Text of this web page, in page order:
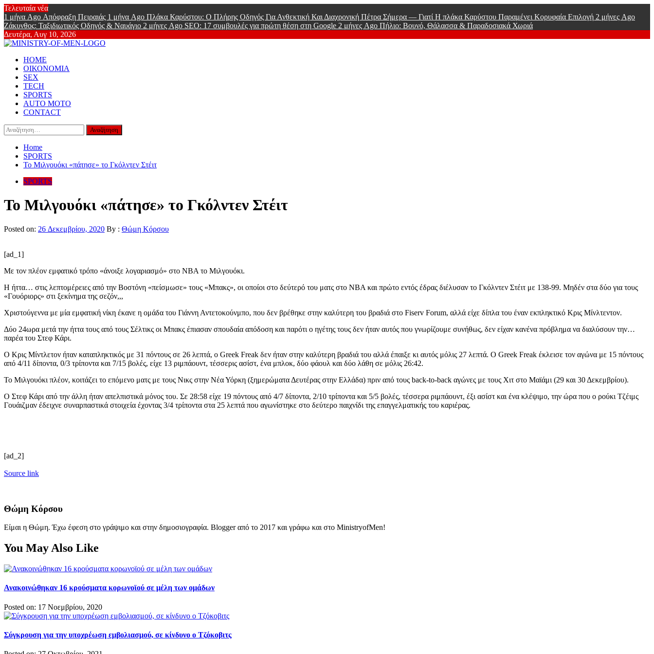
Skip
to
content
Τελευταία νέα
1 μήνα Ago Απόφραξη Πειραιάς 1 μήνα Ago Πλάκα Καρύστου: Ο Πλήρης Οδηγός Για Ανθεκτική Και Διαχρονική Πέτρα Σήμερα — Γιατί Η πλάκα Καρύστου Παραμένει Κορυφαία Επιλογή 2 μήνες Ago
Ζάκυνθος: Ταξιδιωτικός Οδηγός & Ναυάγιο 2 μήνες Ago SEO: 17 συμβουλές για πρώτη θέση στη Google 2 μήνες Ago Πήλιο: Βουνό, Θάλασσα & Παραδοσιακά Χωριά
Δευτέρα, Αυγ 10, 2026
Online Lifestyle περιοδικό για Aνδρες
Primary
Menu
HOME
ΟΙΚΟΝΟΜΙΑ
SEX
TECH
SPORTS
AUTO MOTO
CONTACT
Αναζήτηση
για:
Home
SPORTS
Το Μιλγουόκι «πάτησε» το Γκόλντεν Στέιτ
SPORTS
Το Μιλγουόκι «πάτησε» το Γκόλντεν Στέιτ
Posted on: 26 Δεκεμβρίου, 2020 By : Θώμη Κόρσου
[ad_1]
Με τον πλέον εμφατικό τρόπο «άνοιξε λογαριασμό» στο ΝΒΑ το Μιλγουόκι.
Η ήττα… στις λεπτομέρειες από την Βοστόνη «πείσμωσε» τους «Μπακς», οι οποίοι στο δεύτερό του ματς στο ΝΒΑ και πρώτο εντός έδρας διέλυσαν το Γκόλντεν Στέιτ με 138-99. Μηδέν στα δύο για τους
«Γουόριορς» στι ξεκίνημα της σεζόν,,,
Χριστούγεννα με μία εμφατική νίκη έκανε η ομάδα του Γιάννη Αντετοκούνμπο, που δεν βρέθηκε στην καλύτερη του βραδιά στο Fiserv Forum, αλλά είχε δίπλα του έναν εκπληκτικό Κρις Μίνλτεντον.
Δύο 24ωρα μετά την ήττα τους από τους Σέλτικς οι Μπακς έπιασαν σπουδαία απόδοση και παρότι ο ηγέτης τους δεν ήταν αυτός που γνωρίζουμε συνήθως, δεν είχαν κανένα πρόβλημα να διαλύσουν την…
παρέα του Στεφ Κάρι.
Ο Κρις Μίντλετον ήταν καταπληκτικός με 31 πόντους σε 26 λεπτά, ο Greek Freak δεν ήταν στην καλύτερη βραδιά του αλλά έπαιξε κι αυτός μόλις 27 λεπτά. Ο Greek Freak έκλεισε τον αγώνα με 15 πόντους
από 4/11 δίποντα, 0/3 τρίποντα και 7/15 βολές, είχε 13 ριμπάουντ, τέσσερις ασίστ, ένα μπλοκ, δύο φάουλ και δύο λάθη σε μόλις 26:42.
Το Μιλγουόκι πλέον, κοιτάζει το επόμενο ματς με τους Νικς στην Νέα Υόρκη (ξημερώματα Δευτέρας στην Ελλάδα) πριν από τους back-to-back αγώνες με τους Χιτ στο Μαϊάμι (29 και 30 Δεκεμβρίου).
Ο Στεφ Κάρι από την άλλη ήταν απελπιστικά μόνος του. Σε 28:58 είχε 19 πόντους από 4/7 δίποντα, 2/10 τρίποντα και 5/5 βολές, τέσσερα ριμπάουντ, έξι ασίστ και ένα κλέψιμο, την ώρα που ο ρούκι Τζέιμς
Γουάιζμαν έδειχνε συναρπαστικά στοιχεία έχοντας 3/4 τρίποντα στα 25 λεπτά που αγωνίστηκε στο δεύτερο παιχνίδι της επαγγελματικής του καριέρας.
[ad_2]
Source link
Θώμη Κόρσου
Είμαι η Θώμη. Έχω έφεση στο γράψιμο και στην δημοσιογραφία. Blogger από το 2017 και γράφω και στο MinistryofMen!
You May Also Like
Ανακοινώθηκαν 16 κρούσματα κορωνοϊού σε μέλη των ομάδων
Posted on: 17 Νοεμβρίου, 2020
Σύγκρουση για την υποχρέωση εμβολιασμού, σε κίνδυνο ο Τζόκοβιτς